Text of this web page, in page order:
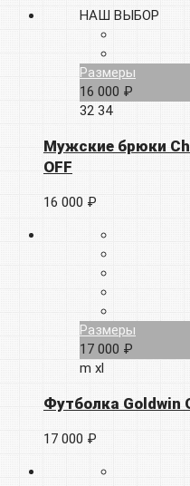
НАШ ВЫБОР
Размеры
16 000 ₽
32 34
Мужские брюки
OFF
16 000 ₽
Размеры
17 000 ₽
m xl
Футболка Goldwin
17 000 ₽